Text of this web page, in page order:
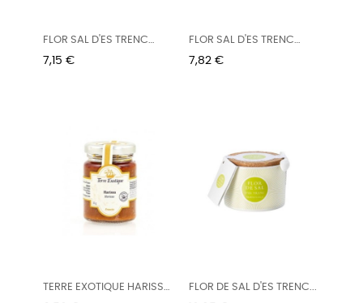
FLOR SAL D'ES TRENC
SAL...
Precio
7,15 €
FLOR SAL D'ES TRENC
SAL...
Precio
7,82 €
TERRE EXOTIQUE HARISSA
FLOR DE SAL D'ES TRENC...